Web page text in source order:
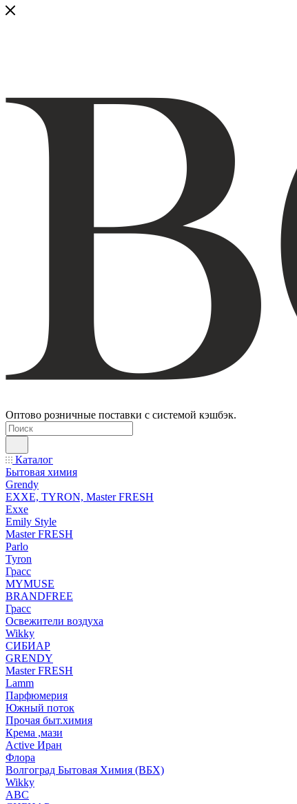
Оптово розничные поставки с системой кэшбэк.
Каталог
Бытовая химия
Grendy
EXXE, TYRON, Master FRESH
Exxe
Emily Style
Master FRESH
Parlo
Tyron
Грасс
MYMUSE
BRANDFREE
Грасс
Освежители воздуха
Wikky
СИБИАР
GRENDY
Master FRESH
Lamm
Парфюмерия
Южный поток
Прочая быт.химия
Крема ,мази
Аctive Иран
Флора
Волгоград Бытовая Химия (ВБХ)
Wikky
АВС